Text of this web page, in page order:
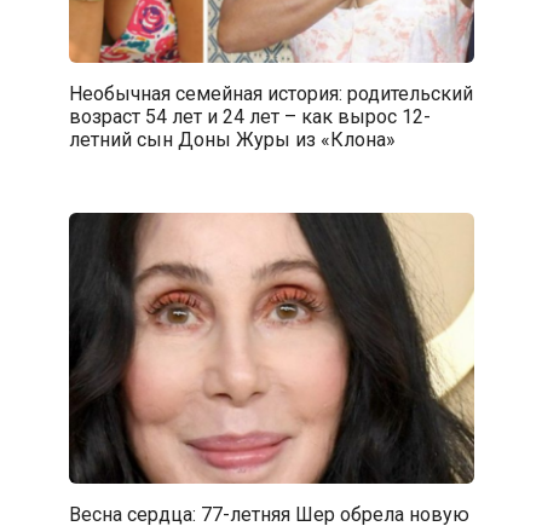
Необычная семейная история: родительский
возраст 54 лет и 24 лет – как вырос 12-
летний сын Доны Журы из «Клона»
Весна сердца: 77-летняя Шер обрела новую